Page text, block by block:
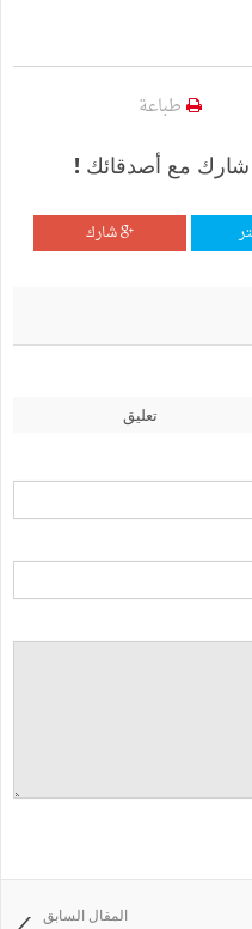
طباعة
شارك مع أصدقائك !
شارك
تعليق
المقال السابق